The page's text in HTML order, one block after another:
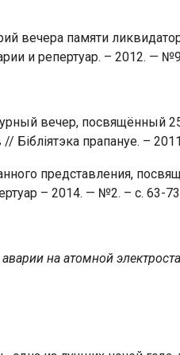
вечера памяти
и репертуар. – 2012. —
вечер, посвящённый
Бібліятэка прапануе. –
представления,
– 2014. — №2. – с. 63-73
на атомной